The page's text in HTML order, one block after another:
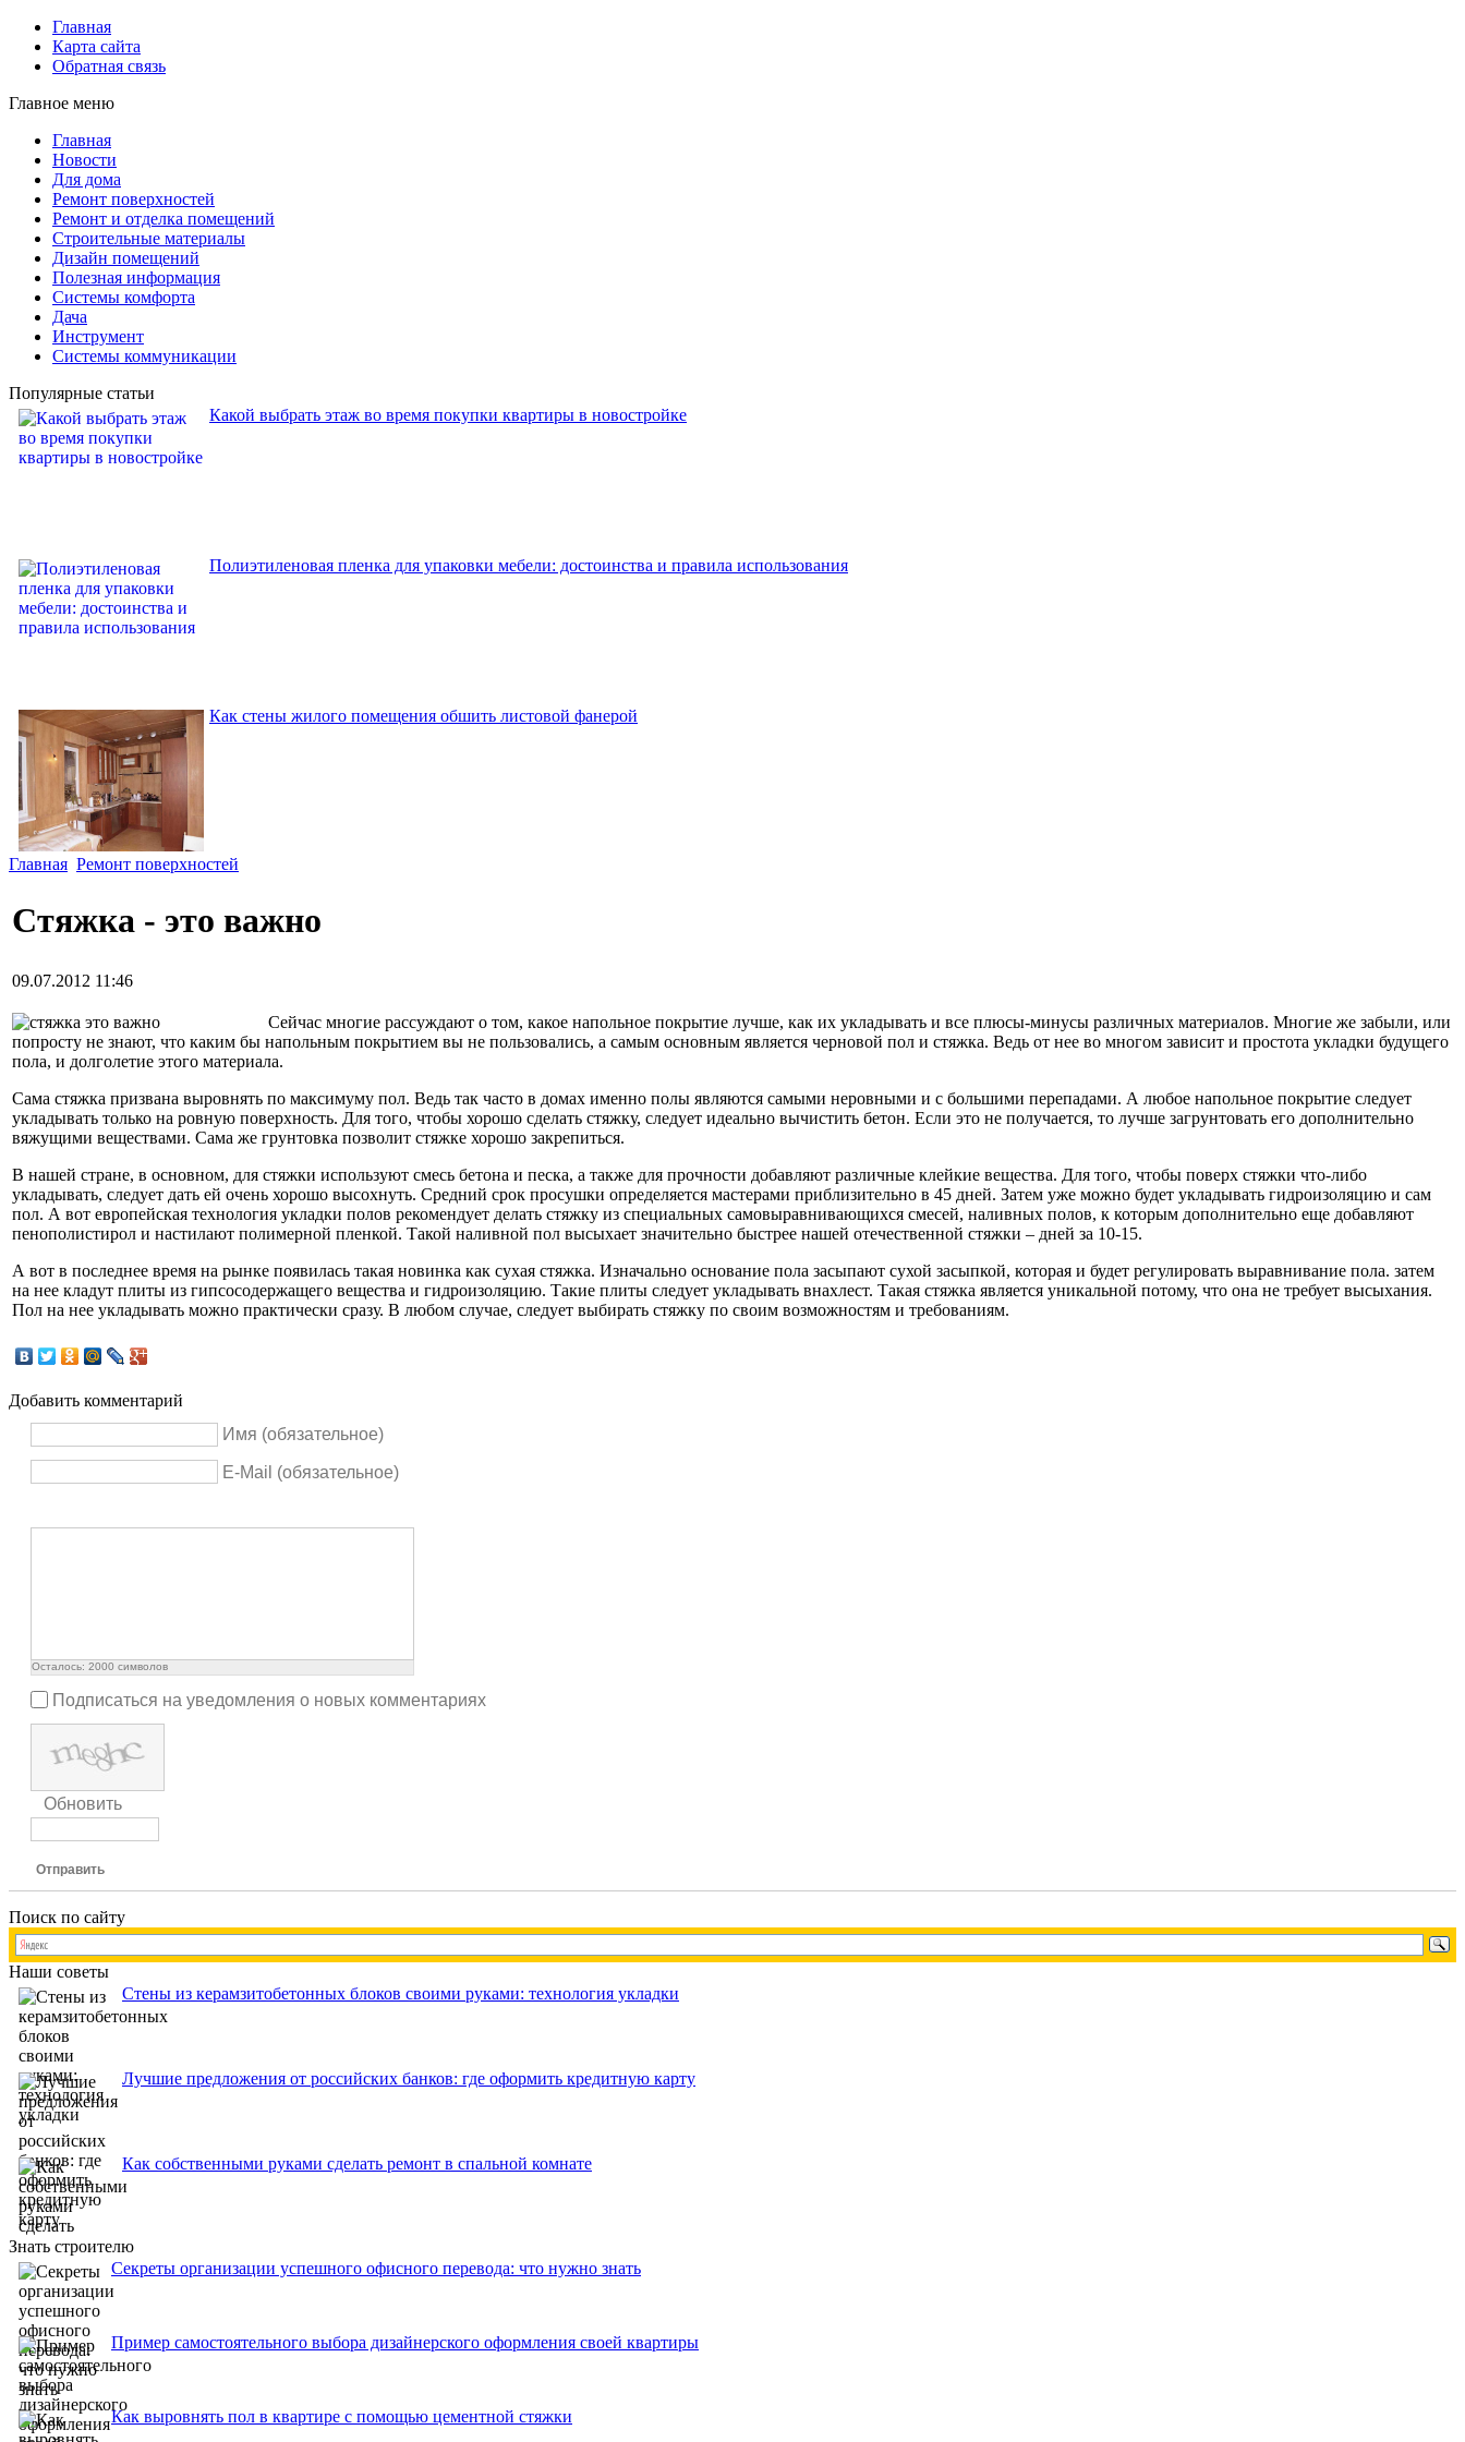
Главная
Карта сайта
Обратная связь
Главное меню
Главная
Новости
Для дома
Ремонт поверхностей
Ремонт и отделка помещений
Строительные материалы
Дизайн помещений
Полезная информация
Системы комфорта
Дача
Инструмент
Системы коммуникации
Популярные статьи
Какой выбрать этаж во время покупки квартиры в новостройке
Полиэтиленовая пленка для упаковки мебели: достоинства и правила использования
Как стены жилого помещения обшить листовой фанерой
Главная Ремонт поверхностей
Стяжка - это важно
09.07.2012 11:46
Сейчас многие рассуждают о том, какое напольное покрытие лучше, как их укладывать и все плюсы-минусы различных материалов. Многие же забыли, или
попросту не знают, что каким бы напольным покрытием вы не пользовались, а самым основным является черновой пол и стяжка. Ведь от нее во многом зависит и простота укладки будущего
пола, и долголетие этого материала.
Сама стяжка призвана выровнять по максимуму пол. Ведь так часто в домах именно полы являются самыми неровными и с большими перепадами. А любое напольное покрытие следует
укладывать только на ровную поверхность. Для того, чтобы хорошо сделать стяжку, следует идеально вычистить бетон. Если это не получается, то лучше загрунтовать его дополнительно
вяжущими веществами. Сама же грунтовка позволит стяжке хорошо закрепиться.
В нашей стране, в основном, для стяжки используют смесь бетона и песка, а также для прочности добавляют различные клейкие вещества. Для того, чтобы поверх стяжки что-либо
укладывать, следует дать ей очень хорошо высохнуть. Средний срок просушки определяется мастерами приблизительно в 45 дней. Затем уже можно будет укладывать гидроизоляцию и сам
пол. А вот европейская технология укладки полов рекомендует делать стяжку из специальных самовыравнивающихся смесей, наливных полов, к которым дополнительно еще добавляют
пенополистирол и настилают полимерной пленкой. Такой наливной пол высыхает значительно быстрее нашей отечественной стяжки – дней за 10-15.
А вот в последнее время на рынке появилась такая новинка как сухая стяжка. Изначально основание пола засыпают сухой засыпкой, которая и будет регулировать выравнивание пола. затем
на нее кладут плиты из гипсосодержащего вещества и гидроизоляцию. Такие плиты следует укладывать внахлест. Такая стяжка является уникальной потому, что она не требует высыхания.
Пол на нее укладывать можно практически сразу. В любом случае, следует выбирать стяжку по своим возможностям и требованиям.
Добавить комментарий
Имя (обязательное)
E-Mail (обязательное)
Осталось: 2000 символов
Подписаться на уведомления о новых комментариях
Обновить
Отправить
Поиск по сайту
Наши советы
Стены из керамзитобетонных блоков своими руками: технология укладки
Лучшие предложения от российских банков: где оформить кредитную карту
Как собственными руками сделать ремонт в спальной комнате
Знать строителю
Секреты организации успешного офисного перевода: что нужно знать
Пример самостоятельного выбора дизайнерского оформления своей квартиры
Как выровнять пол в квартире с помощью цементной стяжки